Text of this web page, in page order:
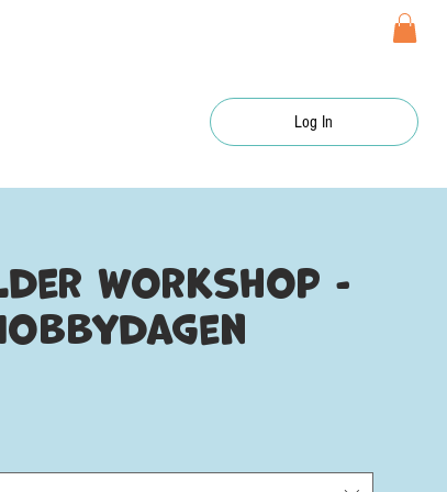
Log In
workshop -